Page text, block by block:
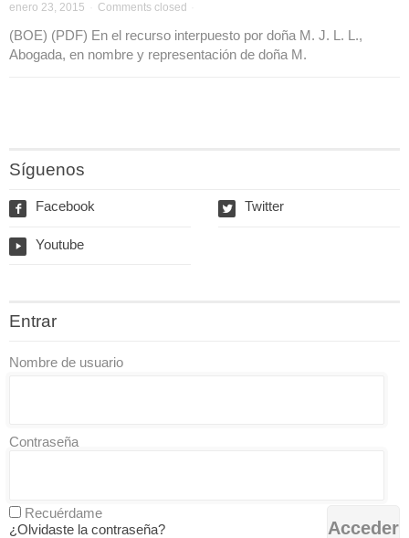
enero 23, 2015 Comments closed
(BOE) (PDF) En el recurso interpuesto por doña M. J. L. L.,
Abogada, en nombre y representación de doña M.
Síguenos
f Facebook w Twitter
y Youtube
Entrar
Nombre de usuario
Contraseña
Recuérdame
¿Olvidaste la contraseña?